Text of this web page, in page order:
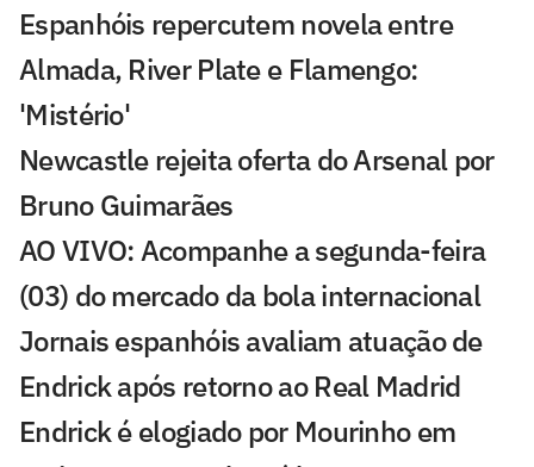
Espanhóis repercutem novela entre
Almada, River Plate e Flamengo:
'Mistério'
Newcastle rejeita oferta do Arsenal por
Bruno Guimarães
AO VIVO: Acompanhe a segunda-feira
(03) do mercado da bola internacional
Jornais espanhóis avaliam atuação de
Endrick após retorno ao Real Madrid
Endrick é elogiado por Mourinho em